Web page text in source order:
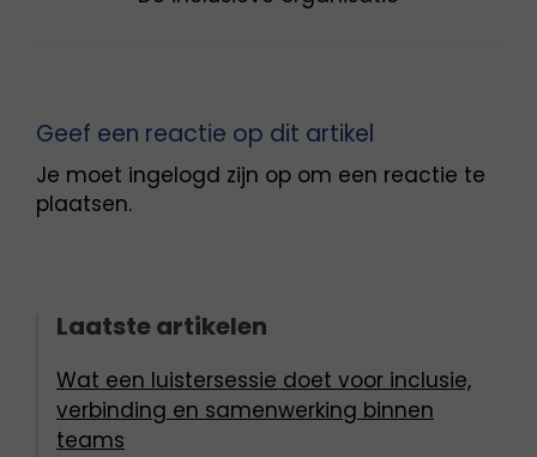
Geef een reactie op dit artikel
Je moet ingelogd zijn op om een reactie te
plaatsen.
Laatste artikelen
Wat een luistersessie doet voor inclusie,
verbinding en samenwerking binnen
teams